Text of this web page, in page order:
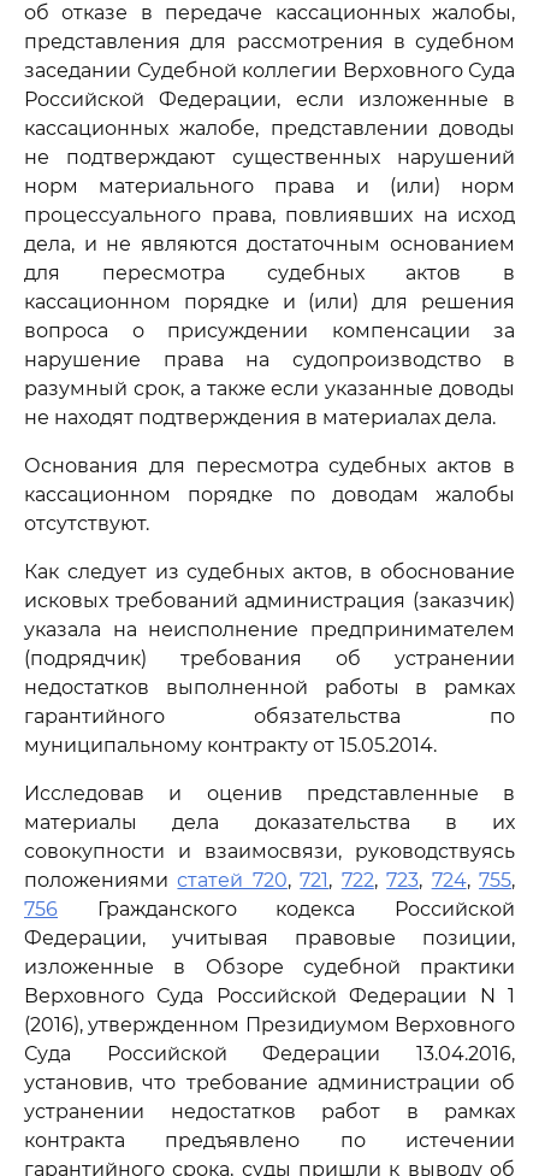
об отказе в передаче кассационных жалобы,
представления для рассмотрения в судебном
заседании Судебной коллегии Верховного Суда
Российской Федерации, если изложенные в
кассационных жалобе, представлении доводы
не подтверждают существенных нарушений
норм материального права и (или) норм
процессуального права, повлиявших на исход
дела, и не являются достаточным основанием
для пересмотра судебных актов в
кассационном порядке и (или) для решения
вопроса о присуждении компенсации за
нарушение права на судопроизводство в
разумный срок, а также если указанные доводы
не находят подтверждения в материалах дела.
Основания для пересмотра судебных актов в
кассационном порядке по доводам жалобы
отсутствуют.
Как следует из судебных актов, в обоснование
исковых требований администрация (заказчик)
указала на неисполнение предпринимателем
(подрядчик) требования об устранении
недостатков выполненной работы в рамках
гарантийного обязательства по
муниципальному контракту от 15.05.2014.
Исследовав и оценив представленные в
материалы дела доказательства в их
совокупности и взаимосвязи, руководствуясь
положениямистатей 720,721, 722,723, 724,755,
756 Гражданского кодекса Российской
Федерации, учитывая правовые позиции,
изложенные в Обзоре судебной практики
Верховного Суда Российской Федерации N 1
(2016), утвержденном Президиумом Верховного
Суда Российской Федерации 13.04.2016,
установив, что требование администрации об
устранении недостатков работ в рамках
контракта предъявлено по истечении
гарантийного срока, суды пришли к выводу об